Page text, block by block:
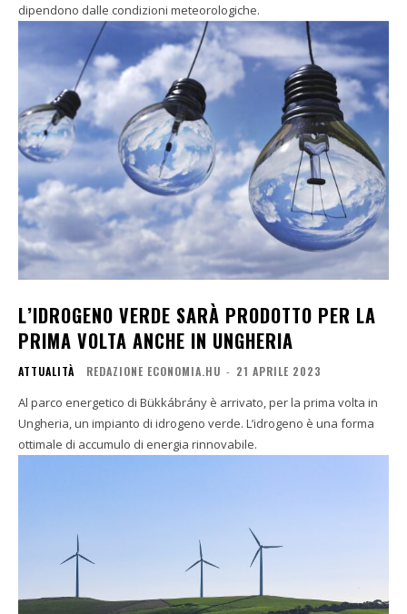
dipendono dalle condizioni meteorologiche.
L’IDROGENO VERDE SARÀ PRODOTTO PER LA
PRIMA VOLTA ANCHE IN UNGHERIA
ATTUALITÀ REDAZIONE ECONOMIA.HU - 21 APRILE 2023
Al parco energetico di Bükkábrány è arrivato, per la prima volta in
Ungheria, un impianto di idrogeno verde. L’idrogeno è una forma
ottimale di accumulo di energia rinnovabile.